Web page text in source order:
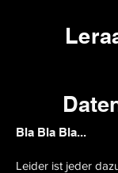
Bla Bla Bla...
Leider ist jeder